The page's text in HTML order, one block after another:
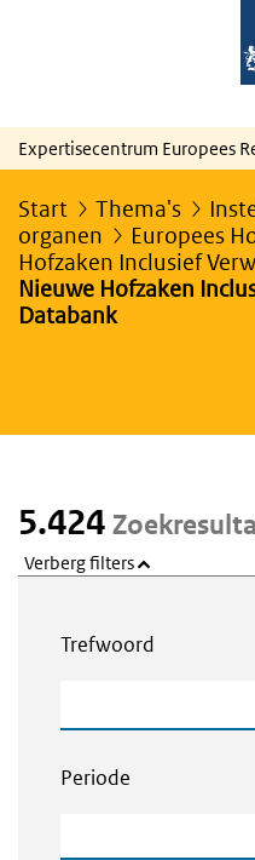
Expertisecentrum Europees
Start Thema's
organen
Europees
Hofzaken Inclusief
Nieuwe Hofzaken
Databank
5.424
Verberg filters
Trefwoord
Periode